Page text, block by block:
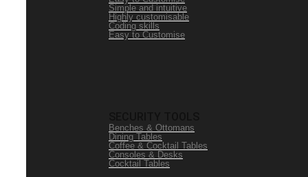
Simple and intuitive
Highly customisable
Coding skills
Easy to Customise
Benches & Ottomans
Dining Tables
Coffee & Cocktail Tables
Consoles & Desks
Cocktail Tables